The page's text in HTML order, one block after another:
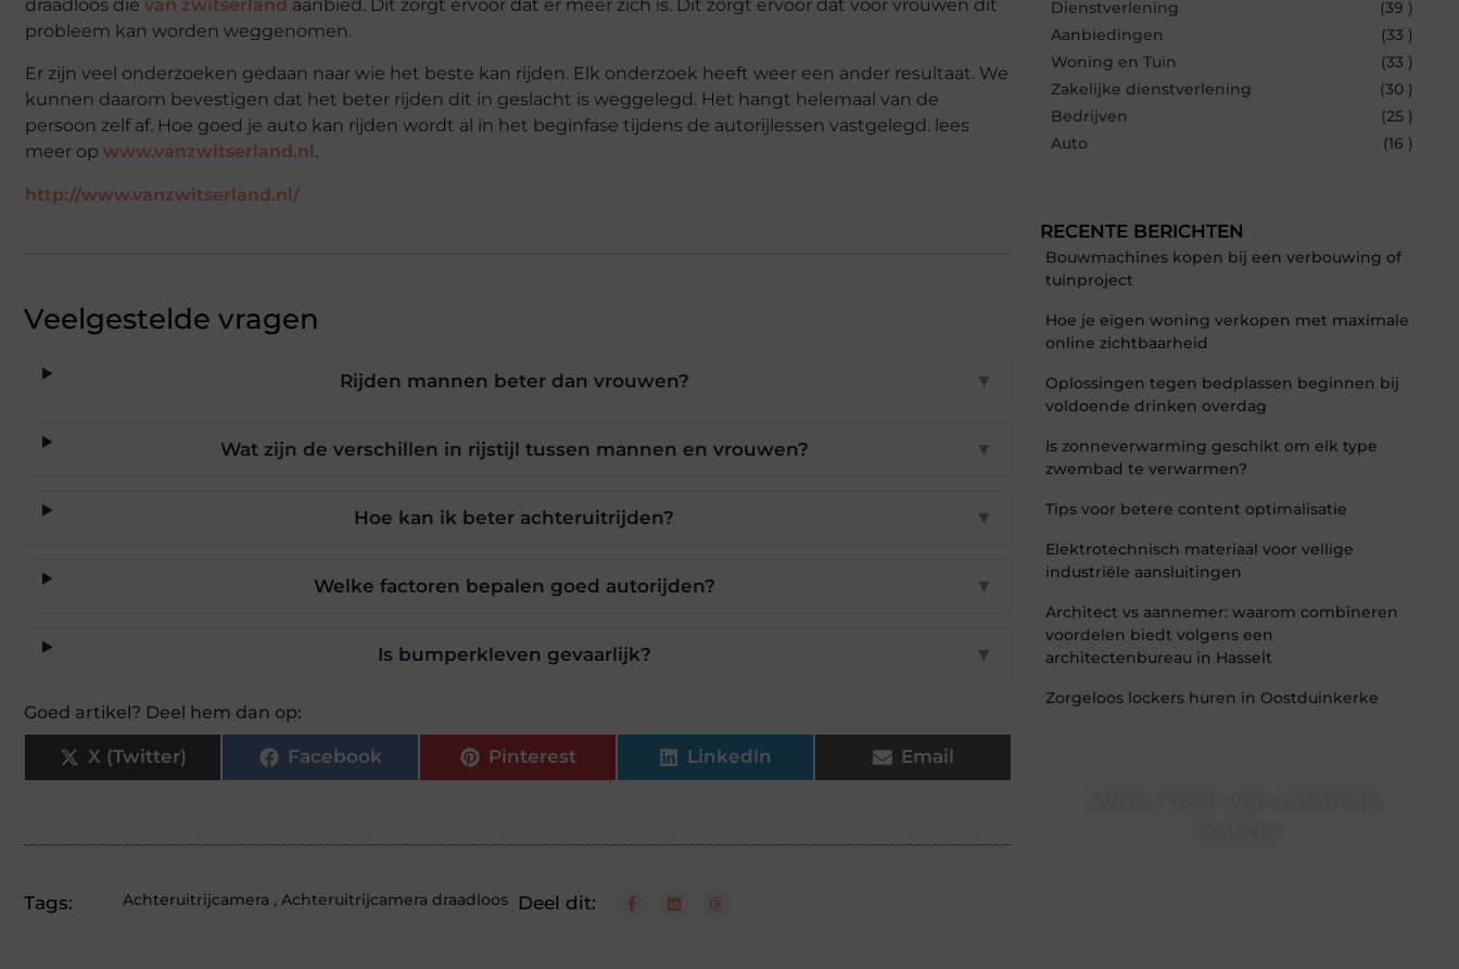
draadloos die van zwitserland aanbied. Dit zorgt ervoor dat er meer zich is. Dit zorgt ervoor dat voor vrouwen dit
probleem kan worden weggenomen.
Er zijn veel onderzoeken gedaan naar wie het beste kan rijden. Elk onderzoek heeft weer een ander resultaat. We
kunnen daarom bevestigen dat het beter rijden dit in geslacht is weggelegd. Het hangt helemaal van de
persoon zelf af. Hoe goed je auto kan rijden wordt al in het beginfase tijdens de autorijlessen vastgelegd. lees
meer op www.vanzwitserland.nl.
http://www.vanzwitserland.nl/
Veelgestelde vragen
Rijden mannen beter dan vrouwen? ▼
Wat zijn de verschillen in rijstijl tussen mannen en vrouwen? ▼
Hoe kan ik beter achteruitrijden? ▼
Welke factoren bepalen goed autorijden? ▼
Is bumperkleven gevaarlijk? ▼
Goed artikel? Deel hem dan op:
X (Twitter) Facebook Pinterest LinkedIn Email
Tags: Achteruitrijcamera , Achteruitrijcamera draadloos Deel dit:
Dienstverlening
(39 )
Aanbiedingen
(33 )
Woning en Tuin
(33 )
Zakelijke dienstverlening
(30 )
Bedrijven
(25 )
Auto
(16 )
RECENTE BERICHTEN
Bouwmachines kopen bij een verbouwing of
tuinproject
Hoe je eigen woning verkopen met maximale
online zichtbaarheid
Oplossingen tegen bedplassen beginnen bij
voldoende drinken overdag
Is zonneverwarming geschikt om elk type
zwembad te verwarmen?
Tips voor betere content optimalisatie
Elektrotechnisch materiaal voor veilige
industriële aansluitingen
Architect vs aannemer: waarom combineren
voordelen biedt volgens een
architectenbureau in Hasselt
Zorgeloos lockers huren in Oostduinkerke